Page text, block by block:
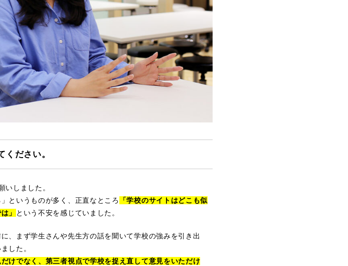
ださい。
いしました。
というものが多く、正直なところ
「学校のサイトはどこも似
」
という不安を感じていました。
、まず学生さんや先生方の話を聞いて学校の強みを引き出
した。
だけでなく、第三者視点で学校を捉え直して意見をいただけ